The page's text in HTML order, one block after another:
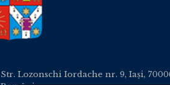
Str. Lozonschi Iordache nr. 9, Iaşi,